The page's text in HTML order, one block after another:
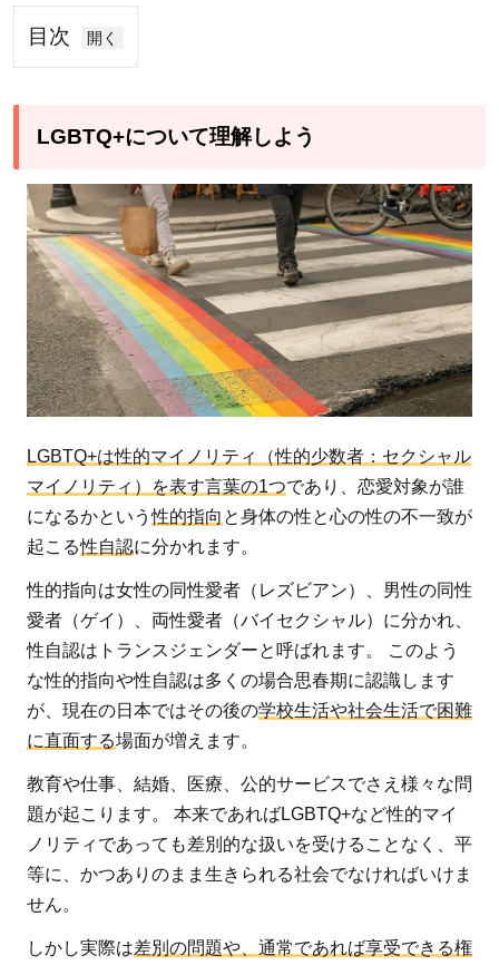
目次
1
ついて理解
1.1
自分
の発
言が
誰か
を傷
つけ
てい
能性
2
LGBTQ+を
様々な問題
とは
2.1
教
育・
2.2
結婚
2.3
医療
公的
LGBTQ+について理解しよう
LGBTQ+は性的マイノリティ（性的少数者：セクシャル
マイノリティ）を表す言葉の1つであり、恋愛対象が誰
になるかという性的指向 と身体の性と心の性の不一致が
起こる性自認に分かれます。
性的指向は女性の同性愛者（レズビアン）、男性の同性
愛者（ゲイ）、両性愛者（バイセクシャル）に分かれ、
性自認はトランスジェンダーと呼ばれます。 このよう
な性的指向や性自認は多くの場合思春期に認識します
が、現在の日本ではその後の学校生活や社会生活で困難
に直面する場面が増えます。
教育や仕事、結婚、医療、公的サービスでさえ様々な問
題が起こります。 本来であればLGBTQ+など性的マイ
ノリティであっても差別的な扱いを受けることなく、平
等に、かつありのまま生きられる社会でなければいけま
せん。
しかし実際は差別の問題や、通常であれば享受できる権